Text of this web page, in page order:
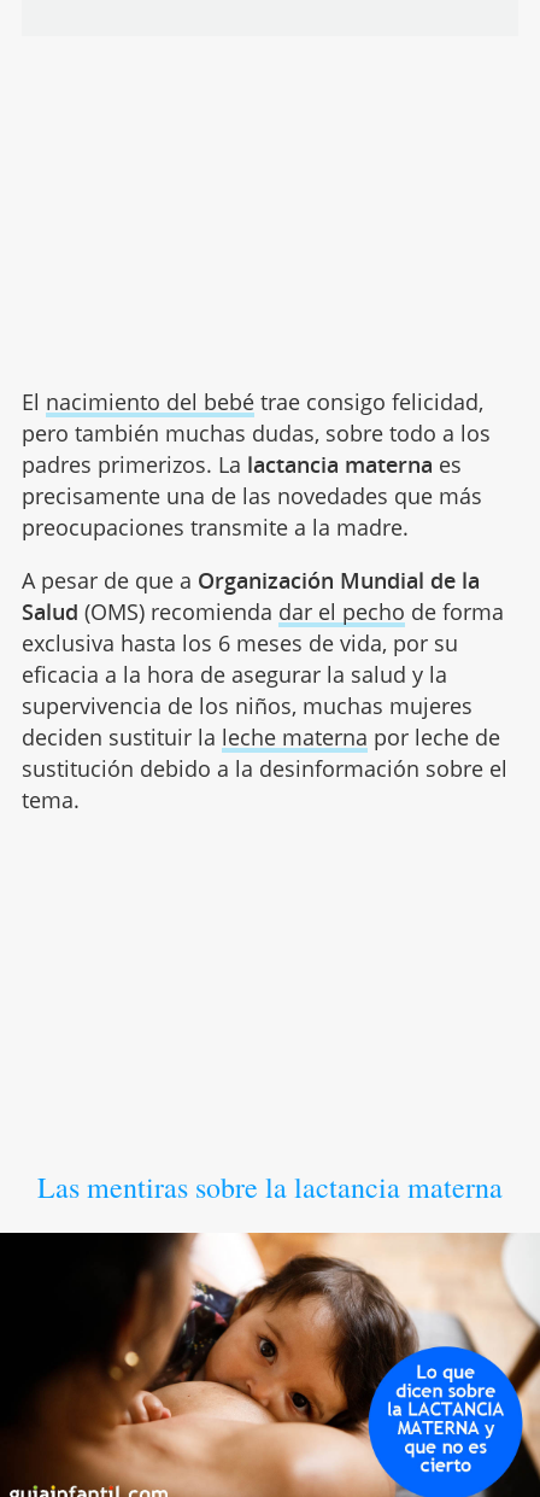
El nacimiento del bebétrae consigo felicidad,
pero también muchas dudas, sobre todo a los
padres primerizos. La lactancia materna es
precisamente una de las novedades que más
preocupaciones transmite a la madre.
A pesar de que a Organización Mundial de la
Salud (OMS) recomienda dar el pecho de forma
exclusiva hasta los 6 meses de vida, por su
eficacia a la hora de asegurar la salud y la
supervivencia de los niños, muchas mujeres
deciden sustituir la leche materna por leche de
sustitución debido a la desinformación sobre el
tema.
Las mentiras sobre la lactancia materna